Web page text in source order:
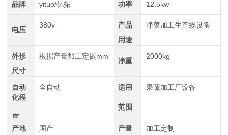
品牌 yituo/亿拓 功率 12.5kw
电压
380v
产品
用途
净菜加工生产线设备
外形
尺寸
根据产量加工定做mm
净重
2000kg
自动
化程
度
全自动 适用
范围
果蔬加工厂设备
产地 国产 产量 加工定制